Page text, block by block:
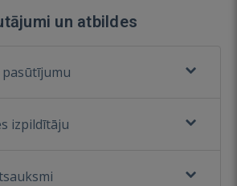
un atbildes
pasūtījumu
izpildītāju